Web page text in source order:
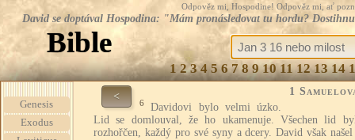
Odpověz mi, Hospodine! Odpověz mi, ať
David se doptával Hospodina: "Mám pronásledovat tu hordu?
Bible
1 2 3 4 5 6 7 8 9 10 11 12 13 14
Genesis
Exodus
< 1
6
Davidovi bylo velmi úzko.
Lid se domlouval, že ho ukamenuje. Všechen lid
rozhořčen, každý pro své syny a dcery. David však